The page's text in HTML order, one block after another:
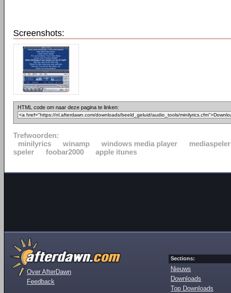
Screenshots:
HTML code om naar deze pagina te linken:
Trefwoorden:
minilyrics
winamp windows media player mediaspeler
speler
foobar2000 apple itunes
Over AfterDawn
Feedback
Sections:
Nieuws
Downloads
Top Downloads